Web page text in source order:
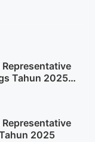
Tahun 2025
2025